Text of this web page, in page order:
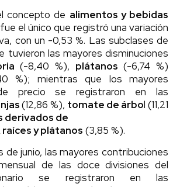
concepto de alimentos y bebidas
fue el único que registró una variación
con un -0,53 %. Las subclases de
tuvieron las mayores disminuciones
(-8,40 %), plátanos (-6,74 %)
%); mientras que los mayores
precio se registraron en las
(12,86 %), tomate de árbol (11,21
derivados de
y plátanos (3,85 %).
de junio, las mayores contribuciones
de las doce divisiones del
se registraron en las